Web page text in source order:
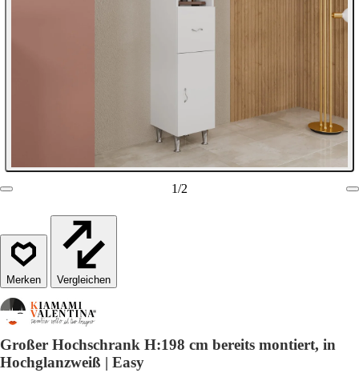
1/2
Vergleichen
Großer Hochschrank H:198 cm bereits montiert, in
Hochglanzweiß | Easy